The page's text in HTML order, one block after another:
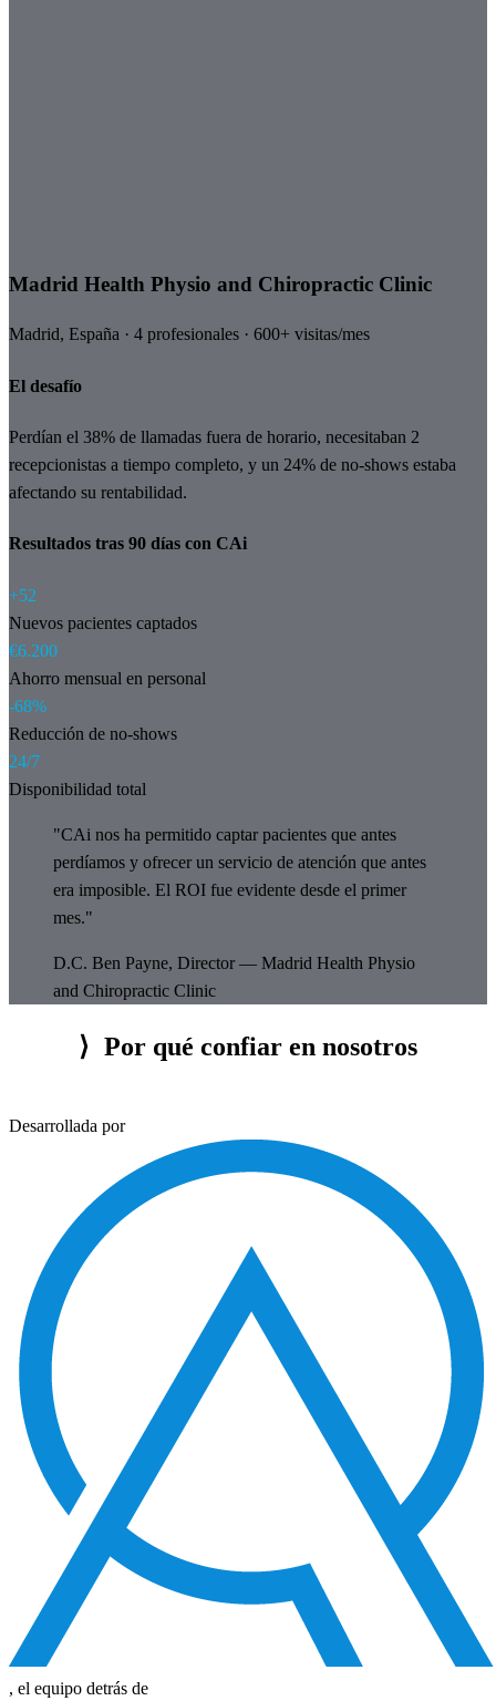
Madrid Health Physio and Chiropractic Clinic
Madrid, España · 4 profesionales · 600+ visitas/mes
El desafío
Perdían el 38% de llamadas fuera de horario, necesitaban 2
recepcionistas a tiempo completo, y un 24% de no-shows estaba
afectando su rentabilidad.
Resultados tras 90 días con CAi
+52
Nuevos pacientes captados
€6.200
Ahorro mensual en personal
-68%
Reducción de no-shows
24/7
Disponibilidad total
"CAi nos ha permitido captar pacientes que antes
perdíamos y ofrecer un servicio de atención que antes
era imposible. El ROI fue evidente desde el primer
mes."
D.C. Ben Payne, Director — Madrid Health Physio
and Chiropractic Clinic
⟩ Por qué confiar en nosotros
Desarrollada por
, el equipo detrás de